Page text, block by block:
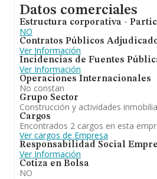
Datos comerciales
Estructura corporativa -
NO
Contratos Públicos
Ver Información
Incidencias de Fuentes
Ver Información
Operaciones Internacionales
No constan
Grupo Sector
Construcción y actividades
Cargos
Encontrados 2 cargos en esta
Ver cargos de Empresa
Responsabilidad Social
Ver Información
Cotiza en Bolsa
NO